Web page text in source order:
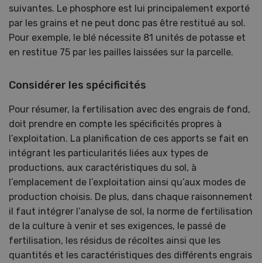
suivantes. Le phosphore est lui principalement exporté
par les grains et ne peut donc pas être restitué au sol.
Pour exemple, le blé nécessite 81 unités de potasse et
en restitue 75 par les pailles laissées sur la parcelle.
Considérer les spécificités
Pour résumer, la fertilisation avec des engrais de fond,
doit prendre en compte les spécificités propres à
l’exploitation. La planification de ces apports se fait en
intégrant les particularités liées aux types de
productions, aux caractéristiques du sol, à
l’emplacement de l’exploitation ainsi qu’aux modes de
production choisis. De plus, dans chaque raisonnement
il faut intégrer l’analyse de sol, la norme de fertilisation
de la culture à venir et ses exigences, le passé de
fertilisation, les résidus de récoltes ainsi que les
quantités et les caractéristiques des différents engrais